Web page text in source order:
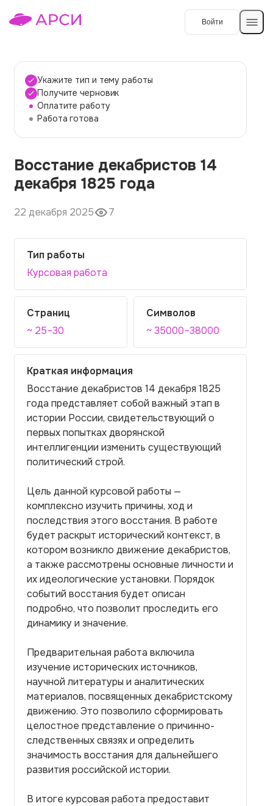
Войти
Темы работ
О сервисе
О компании
Наши гарантии
Порядок оплаты
Вопросы и ответы
Отзывы
Контакты
Укажите тип и тему работы
Получите черновик
Оплатите работу
Работа готова
Восстание декабристов 14
декабря 1825 года
22 декабря 2025 7
Тип работы
Курсовая работа
Страниц
~ 25–30
Символов
~ 35000–38000
Краткая информация
Восстание декабристов 14 декабря 1825
года представляет собой важный этап в
истории России, свидетельствующий о
первых попытках дворянской
интеллигенции изменить существующий
политический строй.
Цель данной курсовой работы —
комплексно изучить причины, ход и
последствия этого восстания. В работе
будет раскрыт исторический контекст, в
котором возникло движение декабристов,
а также рассмотрены основные личности и
их идеологические установки. Порядок
событий восстания будет описан
подробно, что позволит проследить его
динамику и значение.
Предварительная работа включила
изучение исторических источников,
научной литературы и аналитических
материалов, посвященных декабристскому
движению. Это позволило сформировать
целостное представление о причинно-
следственных связях и определить
значимость восстания для дальнейшего
развития российской истории.
В итоге курсовая работа предоставит